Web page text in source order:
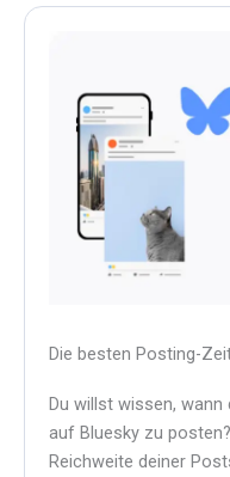
Die besten Posting-
Du willst wissen,
auf Bluesky zu
Reichweite deiner